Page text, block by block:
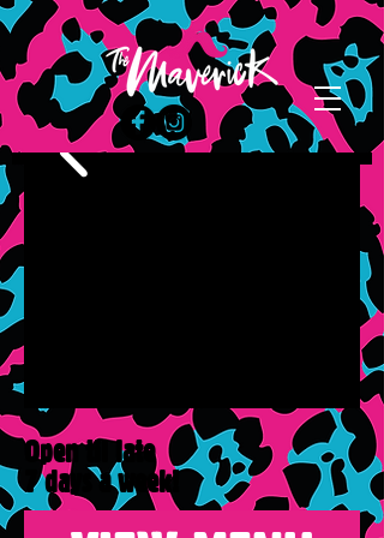
Open til late
7 days a week!